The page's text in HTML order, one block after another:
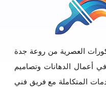
العصرية من روعة جدة
أعمال الدهانات وتصاميم
المتكاملة مع فريق فني